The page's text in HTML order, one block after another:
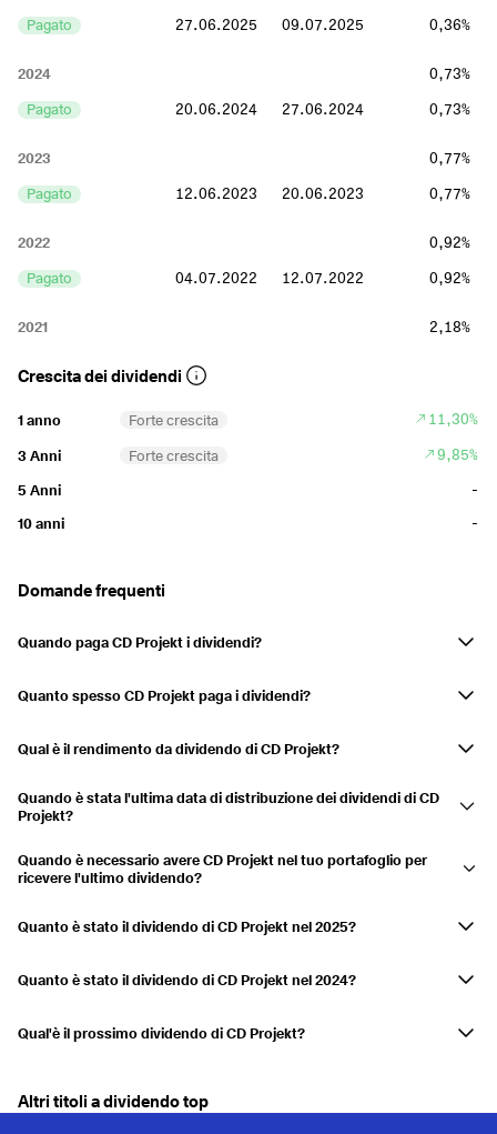
Pagato
27.06.2025 09.07.2025 0,36%
2024
0,73%
Pagato
20.06.2024 27.06.2024 0,73%
2023
0,77%
Pagato
12.06.2023 20.06.2023 0,77%
2022
0,92%
Pagato
04.07.2022 12.07.2022 0,92%
2021
2,18%
31.05.2021
0,5%
Pagato
0,5%
Domande frequenti
Quando paga CD Projekt i dividendi?
Quanto spesso CD Projekt paga i dividendi?
Qual è il rendimento da dividendo di CD Projekt?
Quando è stata l'ultima data di distribuzione dei dividendi di CD
Projekt?
Quando è necessario avere CD Projekt nel tuo portafoglio per
ricevere l'ultimo dividendo?
distribuzione.
Quanto è stato il dividendo di CD Projekt nel 2025?
Quanto è stato il dividendo di CD Projekt nel 2024?
Qual'è il prossimo dividendo di CD Projekt?
Crescita dei dividendi
1 anno Forte crescita 11,30%
3 Anni Forte crescita
9,85%
5 Anni
-
10 anni -
Altri titoli a dividendo top